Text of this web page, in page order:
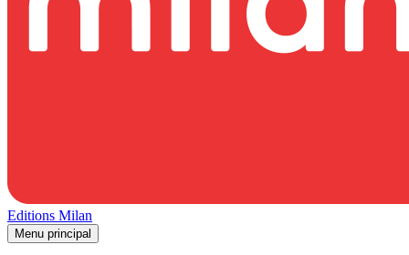
Editions Milan
Menu principal